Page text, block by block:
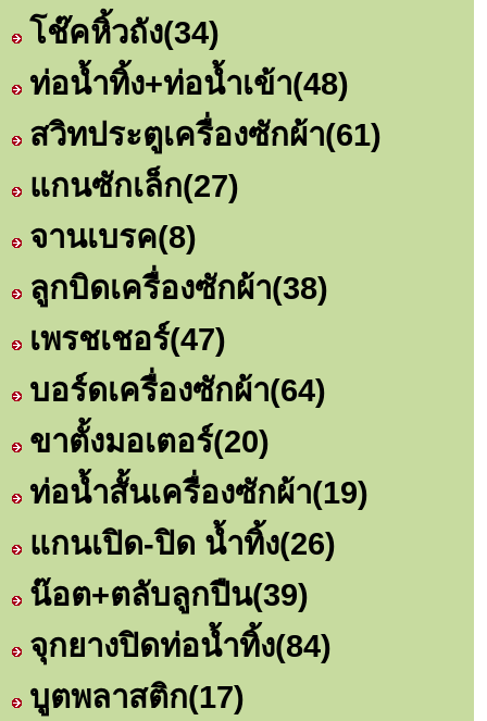
โช๊คหิ้วถัง(34)
ท่อน้ำทิ้ง+ท่อน้ำเข้า(48)
สวิทประตูเครื่องซักผ้า(61)
แกนซักเล็ก(27)
จานเบรค(8)
ลูกบิดเครื่องซักผ้า(38)
เพรชเชอร์(47)
บอร์ดเครื่องซักผ้า(64)
ขาตั้งมอเตอร์(20)
ท่อน้ำสั้นเครื่องซักผ้า(19)
แกนเปิด-ปิด น้ำทิ้ง(26)
น๊อต+ตลับลูกปืน(39)
จุกยางปิดท่อน้ำทิ้ง(84)
บูตพลาสติก(17)